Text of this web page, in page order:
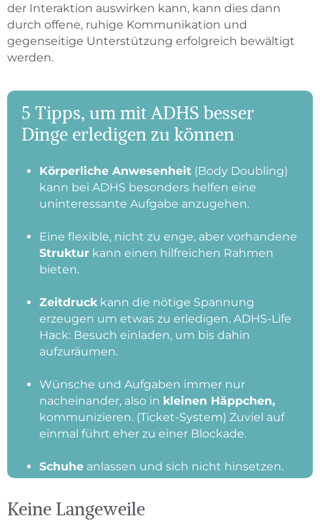
der Interaktion auswirken kann, kann dies dann
durch offene, ruhige Kommunikation und
gegenseitige Unterstützung erfolgreich bewältigt
werden.
5 Tipps, um mit ADHS besser
Dinge erledigen zu können
Körperliche Anwesenheit (Body Doubling)
kann bei ADHS besonders helfen eine
uninteressante Aufgabe anzugehen.
Eine flexible, nicht zu enge, aber vorhandene
Struktur kann einen hilfreichen Rahmen
bieten.
Zeitdruckkann die nötige Spannung
erzeugen um etwas zu erledigen. ADHS-Life
Hack: Besuch einladen, um bis dahin
aufzuräumen.
Wünsche und Aufgaben immer nur
nacheinander, also in kleinen Häppchen,
kommunizieren. (Ticket-System) Zuviel auf
einmal führt eher zu einer Blockade.
Schuhe anlassen und sich nicht hinsetzen.
Keine Langeweile